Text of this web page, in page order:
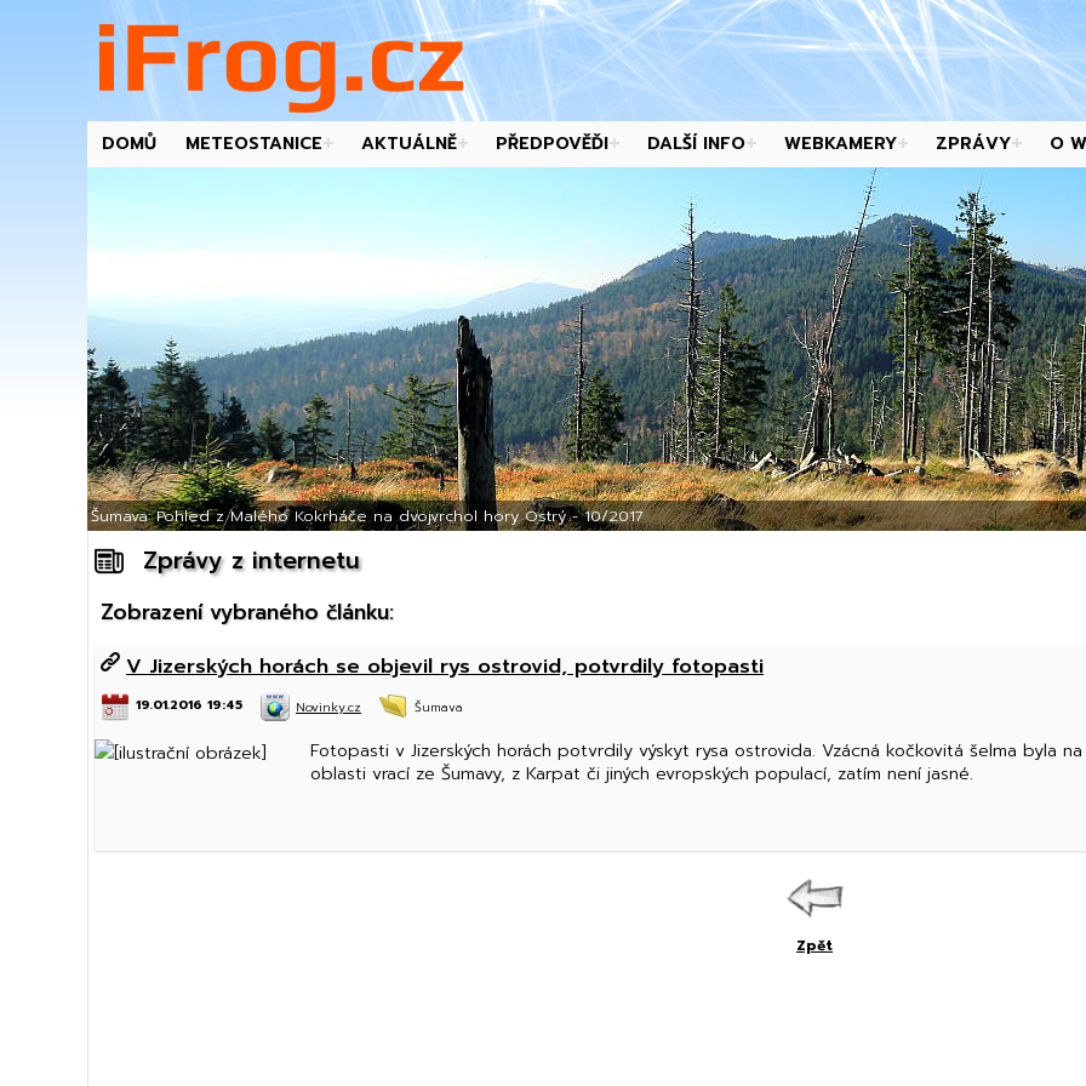
DOMŮ METEOSTANICE AKTUÁLNĚ PŘEDPOVĚĎI DALŠÍ INFO WEBKAMERY ZPRÁVY O
Šumava: Pohled z Malého Kokrháče na dvojvrchol hory Ostrý - 10/2017
Zprávy z internetu
Zobrazení vybraného článku:
V Jizerských horách se objevil rys ostrovid, potvrdily fotopasti
19.01.2016 19:45 Novinky.cz Šumava
Fotopasti v Jizerských horách potvrdily výskyt rysa ostrovida. Vzácná kočkovitá šelma byla
oblasti vrací ze Šumavy, z Karpat či jiných evropských populací, zatím není jasné.
Zpět